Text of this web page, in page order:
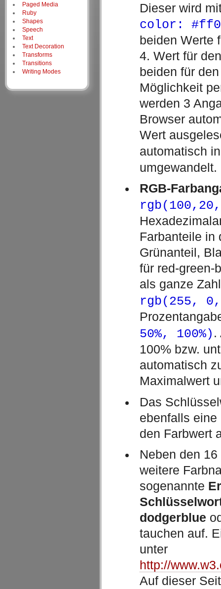
Dieser wird
color:
beiden Werte
4. Wert für
beiden für
Möglichkeit
werden 3
Browser
Wert
automatisch
umgewandelt.
RGB-
Farbanteile in
Grünanteil,
für red-green-
als ganze
rgb(255,
50%, 100%) .
100% bzw.
automatisch
Maximalwert
Das
ebenfalls
den Farbwert
Neben den
weitere
sogenannte
dodgerblue
tauchen auf.
unter
http://
Auf dieser
Paged Media
Ruby
Shapes
Speech
Text
Text Decoration
Transforms
Transitions
Writing Modes